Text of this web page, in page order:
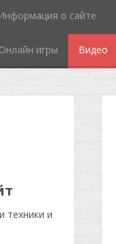
о сайте
Онлайн игры Видео
техники и